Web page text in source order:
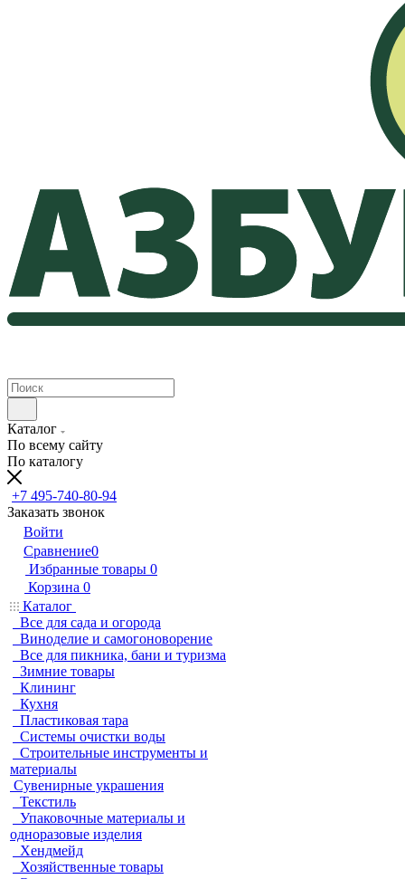
Каталог
По всему сайту
По каталогу
+7 495-740-80-94
Заказать звонок
Войти
Сравнение0
Избранные товары 0
Корзина 0
Каталог
Все для сада и огорода
Виноделие и самогоноворение
Все для пикника, бани и туризма
Зимние товары
Клининг
Кухня
Пластиковая тара
Системы очистки воды
Строительные инструменты и
материалы
Сувенирные украшения
Текстиль
Упаковочные материалы и
одноразовые изделия
Хендмейд
Хозяйственные товары